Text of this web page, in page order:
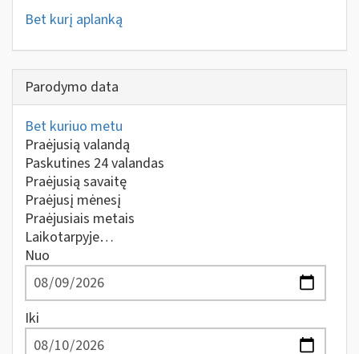
Bet kurį aplanką
Parodymo data
Bet kuriuo metu
Praėjusią valandą
Paskutines 24 valandas
Praėjusią savaitę
Praėjusį mėnesį
Praėjusiais metais
Laikotarpyje…
Nuo
Iki